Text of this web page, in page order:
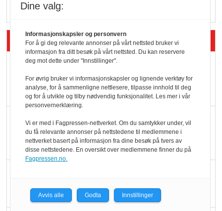
Siste artikler - Økologisk
Kolonihagens norske
yoghurt: Trues av
melkemangel
Marit Kolby vant
Økologisk Norge sin
hederspris
økologisk i butikkhylla
Dine valg:
Informasjonskapsler og personvern
For å gi deg relevante annonser på vårt nettsted bruker vi
informasjon fra ditt besøk på vårt nettsted. Du kan reservere
deg mot dette under "Innstillinger".
For øvrig bruker vi informasjonskapsler og lignende verktøy for
analyse, for å sammenligne nettlesere, tilpasse innhold til deg
og for å utvikle og tilby nødvendig funksjonalitet. Les mer i vår
personvernerklæring.
Vi er med i Fagpressen-nettverket. Om du samtykker under, vil
du få relevante annonser på nettstedene til medlemmene i
nettverket basert på informasjon fra dine besøk på tvers av
disse nettstedene. En oversikt over medlemmene finner du på
Fagpressen.no.
Avvis alle Godta Innstillinger